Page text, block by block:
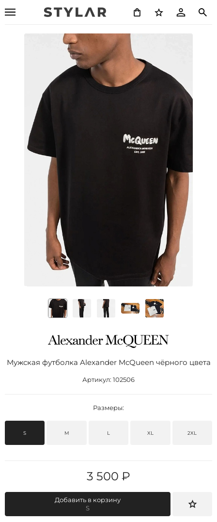
Мужская футболка Alexander McQueen чёрного цвета
Артикул: 102506
Размеры:
S M L XL 2XL
3 500 ₽
Добавить в корзину
S